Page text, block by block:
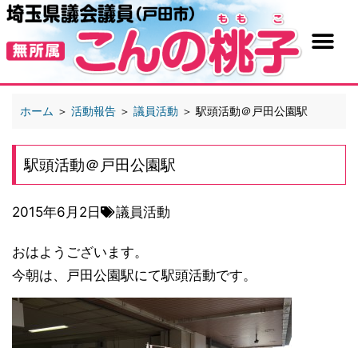
ホーム ＞ 活動報告 ＞ 議員活動 ＞駅頭活動＠戸田公園駅
駅頭活動＠戸田公園駅
2015年6月2日 議員活動
おはようございます。
今朝は、戸田公園駅にて駅頭活動です。